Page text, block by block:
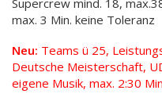
Supercrew mind. 18,
max. 3 Min. keine Toleranz
Neu: Teams ü 25,
Deutsche Meisterschaft,
eigene Musik, max. 2:30